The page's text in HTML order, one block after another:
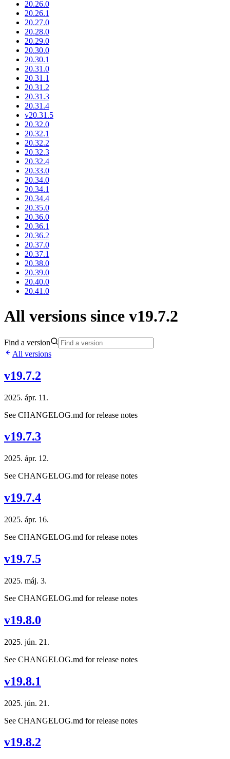
20.26.0
20.26.1
20.27.0
20.28.0
20.29.0
20.30.0
20.30.1
20.31.0
20.31.1
20.31.2
20.31.3
20.31.4
v20.31.5
20.32.0
20.32.1
20.32.2
20.32.3
20.32.4
20.33.0
20.34.0
20.34.1
20.34.4
20.35.0
20.36.0
20.36.1
20.36.2
20.37.0
20.37.1
20.38.0
20.39.0
20.40.0
20.41.0
All versions since v19.7.2
Find a version
All versions
v19.7.2
2025. ápr. 11.
See CHANGELOG.md for release notes
v19.7.3
2025. ápr. 12.
See CHANGELOG.md for release notes
v19.7.4
2025. ápr. 16.
See CHANGELOG.md for release notes
v19.7.5
2025. máj. 3.
See CHANGELOG.md for release notes
v19.8.0
2025. jún. 21.
See CHANGELOG.md for release notes
v19.8.1
2025. jún. 21.
See CHANGELOG.md for release notes
v19.8.2